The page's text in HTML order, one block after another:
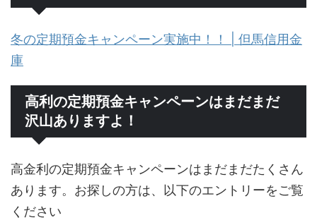
冬の定期預金キャンペーン実施中！！ | 但馬信用金
庫
高利の定期預金キャンペーンはまだまだ
沢山ありますよ！
高金利の定期預金キャンペーンはまだまだたくさん
あります。お探しの方は、以下のエントリーをご覧
ください